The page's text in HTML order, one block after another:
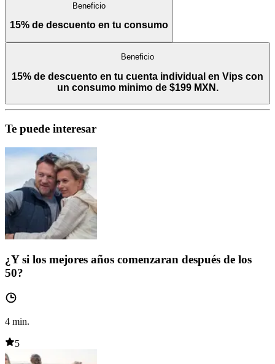
Beneficio
15% de descuento en tu consumo
Beneficio
15% de descuento en tu cuenta individual en Vips con
un consumo minimo de $199 MXN.
Te puede interesar
¿Y si los mejores años comenzaran después de los
50?
4 min.
5